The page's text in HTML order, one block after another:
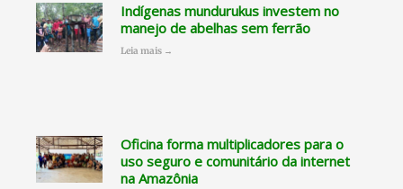
Indígenas mundurukus investem no
manejo de abelhas sem ferrão
Leia mais →
Oficina forma multiplicadores para o
uso seguro e comunitário da internet
na Amazônia